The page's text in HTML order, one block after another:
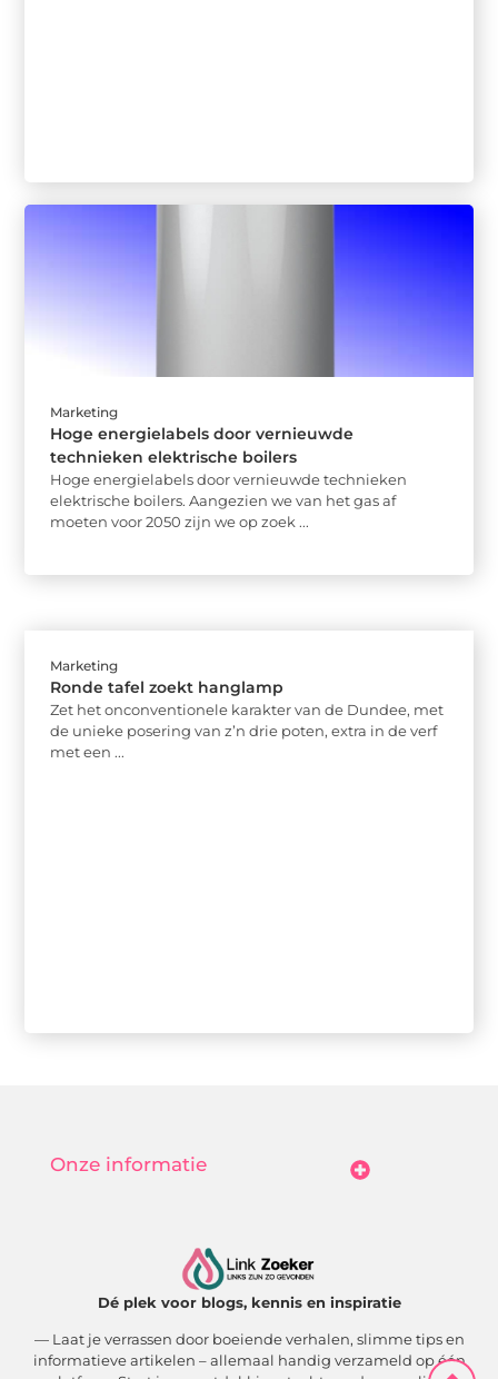
Marketing
Hoge energielabels door vernieuwde
technieken elektrische boilers
Hoge energielabels door vernieuwde technieken
elektrische boilers. Aangezien we van het gas af
moeten voor 2050 zijn we op zoek ...
Marketing
Ronde tafel zoekt hanglamp
Zet het onconventionele karakter van de Dundee, met
de unieke posering van z’n drie poten, extra in de verf
met een ...
Dé plek voor blogs, kennis en inspiratie
— Laat je verrassen door boeiende verhalen, slimme tips en
informatieve artikelen – allemaal handig verzameld op één
Onze informatie